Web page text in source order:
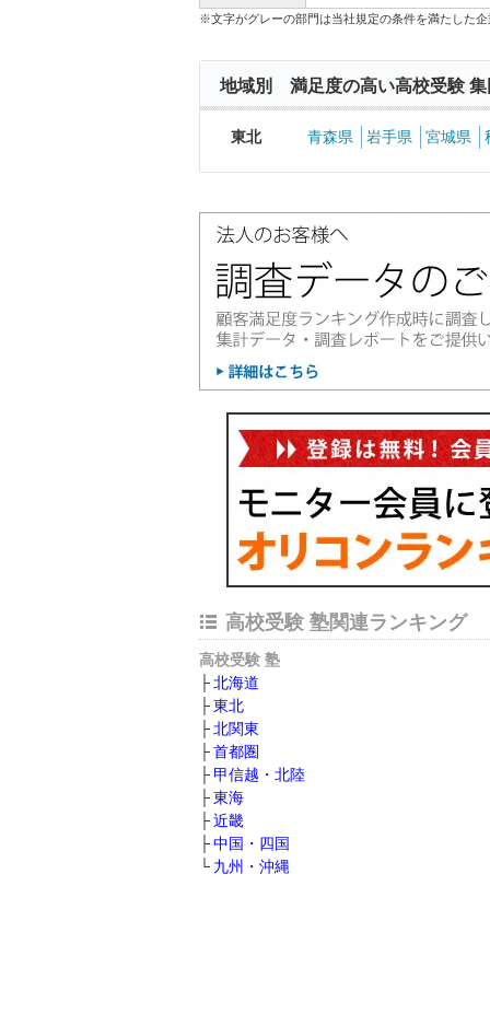
※文字がグレーの部門は当社規定の条件を満たした
地域別 満足度の高い高校受験 集
東北 青森県 岩手県 宮城県
高校受験 塾関連ランキング
高校受験 塾
北海道
東北
北関東
首都圏
甲信越・北陸
東海
近畿
中国・四国
九州・沖縄